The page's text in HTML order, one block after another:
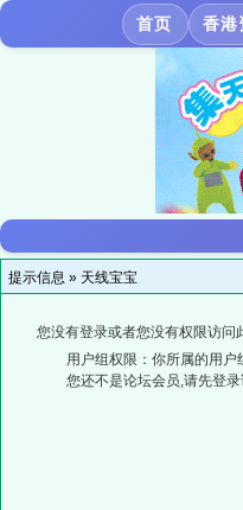
首页 香港
提示信息 » 天线宝宝
您没有登录或者您没有权限访问
用户组权限：你所属的用户
您还不是论坛会员,请先登